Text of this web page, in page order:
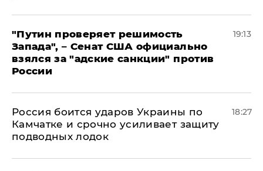
"Путин проверяет решимость
Запада", – Сенат США официально
взялся за "адские санкции" против
России
19:13
Россия боится ударов Украины по
Камчатке и срочно усиливает защиту
подводных лодок
18:27